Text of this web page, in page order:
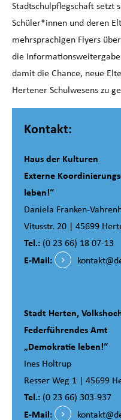
Stadtschulpflegschaft setzt
Schüler*innen und deren
mehrsprachigen Flyers
die
damit die Chance, neue
Hertener Schulwesens zu
Kontakt:
Haus der Kulturen
Externe
leben!“
Daniela Franken-
Vitusstr. 20 | 45699
Tel.: (0 23 66) 18 07-13
E-Mail:
Stadt Herten,
Federführendes Amt
„Demokratie leben!“
Ines Holtrup
Resser Weg 1 | 45699
Tel.: (0 23 66) 303-937
E-Mail:
Nachbarschaftshilfe für
GEMEINSAMES
UND INTEGRATION
01.04.2017 – 30.11.2017
Mädchen und Jungen
einmal pro Woche in ihrer
treiben und Fußball zu
Erfahrung war, dass sich